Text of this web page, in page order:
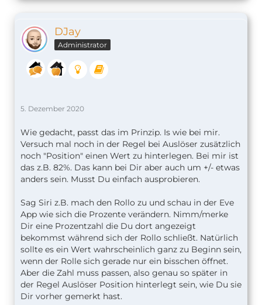
DJay
Administrator
5. Dezember 2020
Wie gedacht, passt das im Prinzip. Is wie bei mir.
Versuch mal noch in der Regel bei Auslöser zusätzlich
noch "Position" einen Wert zu hinterlegen. Bei mir ist
das z.B. 82%. Das kann bei Dir aber auch um +/- etwas
anders sein. Musst Du einfach ausprobieren.
Sag Siri z.B. mach den Rollo zu und schau in der Eve
App wie sich die Prozente verändern. Nimm/merke
Dir eine Prozentzahl die Du dort angezeigt
bekommst während sich der Rollo schließt. Natürlich
sollte es ein Wert wahrscheinlich ganz zu Beginn sein,
wenn der Rolle sich gerade nur ein bisschen öffnet.
Aber die Zahl muss passen, also genau so später in
der Regel Auslöser Position hinterlegt sein, wie Du sie
Dir vorher gemerkt hast.